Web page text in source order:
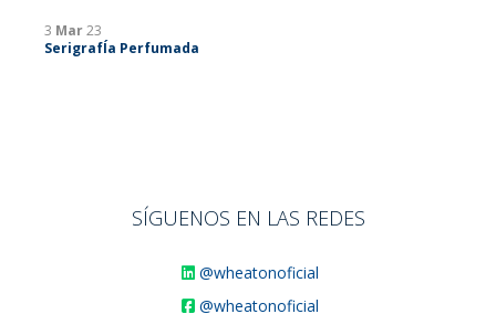
3 Mar23
SerigrafÍa Perfumada
SÍGUENOS EN LAS REDES
@wheatonoficial
@wheatonoficial